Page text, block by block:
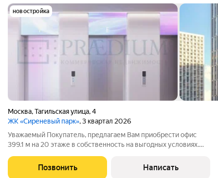
новостройка
Москва,Тагильская улица,4
ЖК «Сиреневый парк», 3 квартал 2026
Уважаемый Покупатель, предлагаем Вам приобрести офис
399.1 м на 20 этаже в собственность на выгодных условиях.
кондиционирование. Пожарная сигнализация. Интернет,
телефония. Охрана. Видеонаблюдение. Система
Позвонить Написать